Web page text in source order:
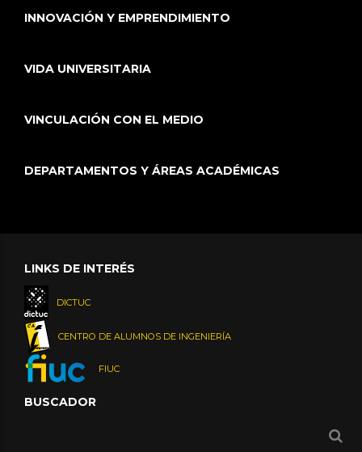
INNOVACIÓN Y EMPRENDIMIENTO
VIDA UNIVERSITARIA
VINCULACIÓN CON EL MEDIO
DEPARTAMENTOS Y ÁREAS ACADÉMICAS
LINKS DE INTERÉS
DICTUC
CENTRO DE ALUMNOS DE INGENIERÍA
FIUC
BUSCADOR